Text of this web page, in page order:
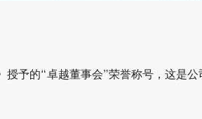
予的“卓越董事会”荣誉称号，这是公